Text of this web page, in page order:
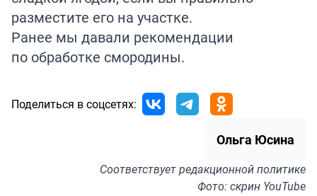
разместите его на участке.
Ранее мы давали рекомендации
по обработке смородины.
Поделиться в соцсетях:
Ольга Юсина
Соответствуетредакционной политике
Фото: скрин YouTube